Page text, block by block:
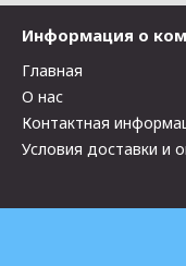
Информация о
Главная
О нас
Контактная
Условия доставки и